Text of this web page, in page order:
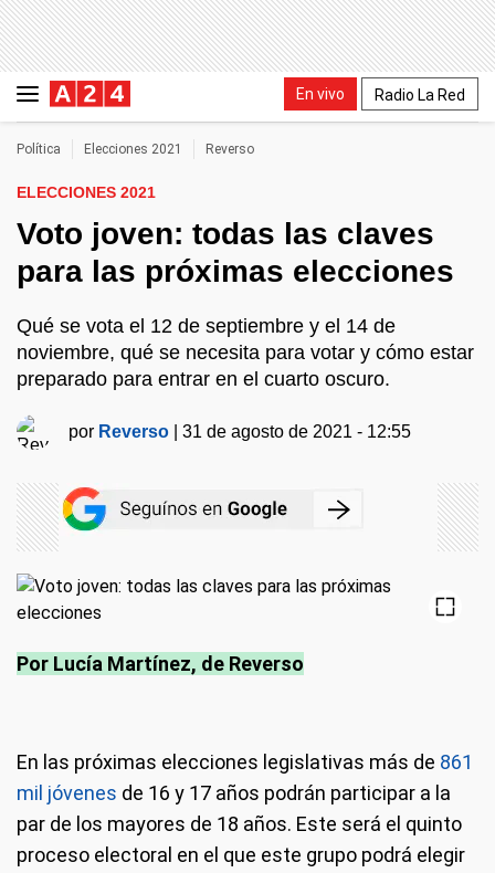
En vivo Radio La Red
Política Elecciones 2021 Reverso
ELECCIONES 2021
Voto joven: todas las claves
para las próximas elecciones
Qué se vota el 12 de septiembre y el 14 de
noviembre, qué se necesita para votar y cómo estar
preparado para entrar en el cuarto oscuro.
por Reverso |31 de agosto de 2021 - 12:55
Por Lucía Martínez, de Reverso
En las próximas elecciones legislativas más de 861
mil jóvenes de 16 y 17 años podrán participar a la
par de los mayores de 18 años. Este será el quinto
proceso electoral en el que este grupo podrá elegir